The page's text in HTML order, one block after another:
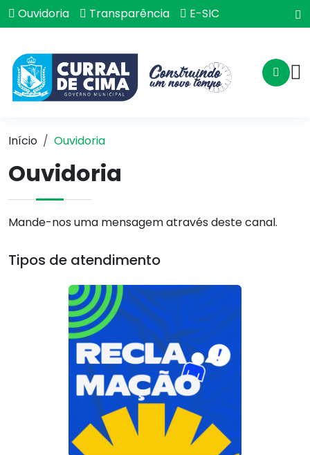
Ouvidoria Transparência E-SIC
Início Ouvidoria
Ouvidoria
Mande-nos uma mensagem através deste canal.
Tipos de atendimento